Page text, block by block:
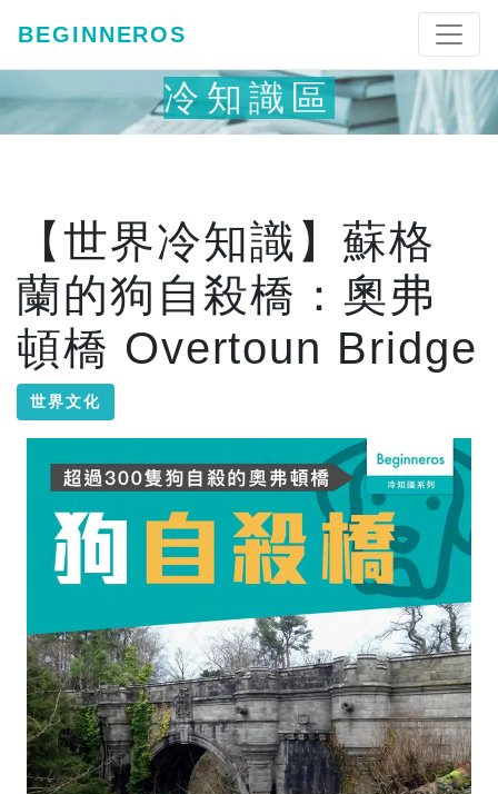
BEGINNEROS
冷知識區
【世界冷知識】蘇格
蘭的狗自殺橋：奧弗
頓橋 Overtoun Bridge
世界文化